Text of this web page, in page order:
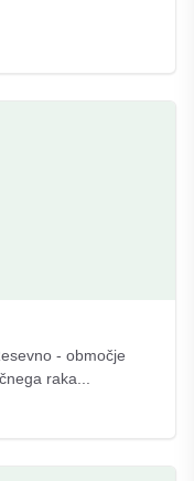
- območje
raka...